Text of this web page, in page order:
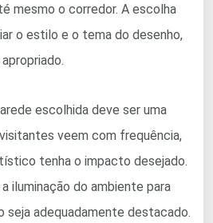
mesmo o corredor. A escolha
o estilo e o tema do desenho,
escolhida deve ser uma
veem com frequência,
tenha o impacto desejado.
iluminação do ambiente para
seja adequadamente destacado.